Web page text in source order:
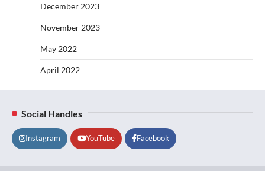
December 2023
November 2023
May 2022
April 2022
Social Handles
Instagram YouTube Facebook